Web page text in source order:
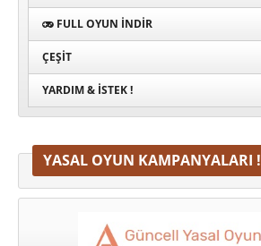
FULL OYUN İNDIR
ÇEŞIT
YARDIM & İSTEK !
YASAL OYUN KAMPANYALARI !